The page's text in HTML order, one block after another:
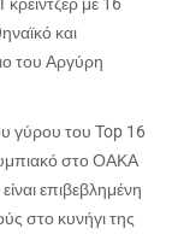
και
του Αργύρη
γύρου του Top 16
στο ΟΑΚΑ
επιβεβλημένη
στο κυνήγι της